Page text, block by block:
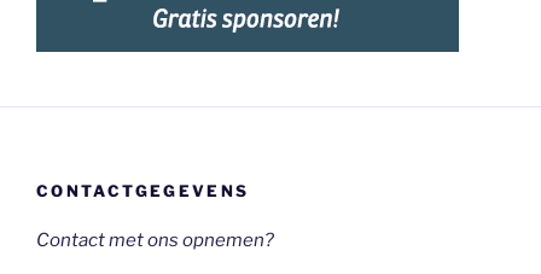
CONTACTGEGEVENS
Contact met ons opnemen?